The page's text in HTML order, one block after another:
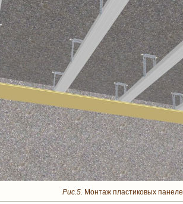
Рис.5. Монтаж пластиковых